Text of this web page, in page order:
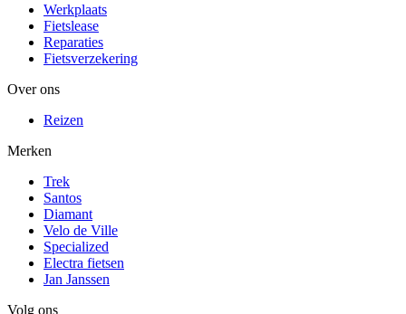
Werkplaats
Fietslease
Reparaties
Fietsverzekering
Over ons
Reizen
Merken
Trek
Santos
Diamant
Velo de Ville
Specialized
Electra fietsen
Jan Janssen
Volg ons